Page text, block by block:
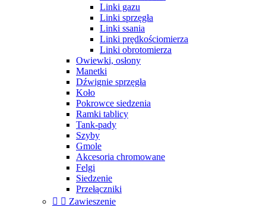
Linki gazu
Linki sprzęgła
Linki ssania
Linki prędkościomierza
Linki obrotomierza
Owiewki, osłony
Manetki
Dźwignie sprzęgła
Koło
Pokrowce siedzenia
Ramki tablicy
Tank-pady
Szyby
Gmole
Akcesoria chromowane
Felgi
Siedzenie
Przełączniki
  Zawieszenie